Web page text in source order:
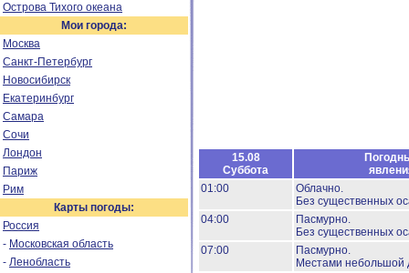
Острова Тихого океана
Мои города:
Москва
Санкт-Петербург
Новосибирск
Екатеринбург
Самара
Сочи
Лондон
Париж
Рим
Карты погоды:
Россия
- Московская область
- Ленобласть
15.08
Суббота
01:00
Облачно.
Без существенных
04:00
Пасмурно.
Без существенных
07:00
Пасмурно.
Местами небольшой